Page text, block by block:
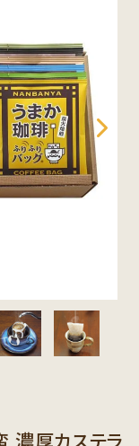
濃厚カステラ